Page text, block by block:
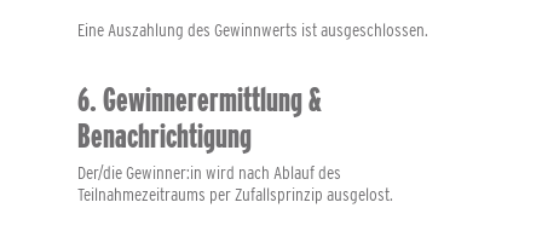
Eine Auszahlung des Gewinnwerts ist ausgeschlossen.
6. Gewinnerermittlung &
Benachrichtigung
Der/die Gewinner:in wird nach Ablauf des
Teilnahmezeitraums per Zufallsprinzip ausgelost.